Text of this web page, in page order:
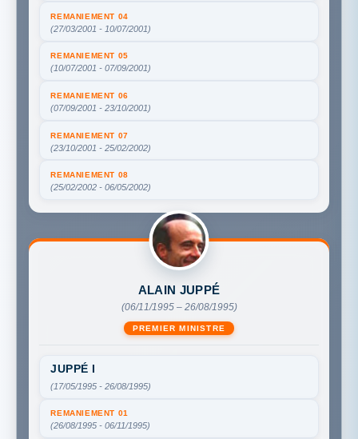
REMANIEMENT 04
(27/03/2001 - 10/07/2001)
REMANIEMENT 05
(10/07/2001 - 07/09/2001)
REMANIEMENT 06
(07/09/2001 - 23/10/2001)
REMANIEMENT 07
(23/10/2001 - 25/02/2002)
REMANIEMENT 08
(25/02/2002 - 06/05/2002)
ALAIN JUPPÉ
(06/11/1995 – 26/08/1995)
PREMIER MINISTRE
JUPPÉ I
(17/05/1995 - 26/08/1995)
REMANIEMENT 01
(26/08/1995 - 06/11/1995)